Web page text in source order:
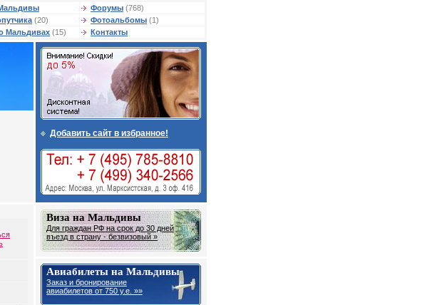
Форумы (768)
(20) Фотоальбомы (1)
Мальдивах (15) Контакты
Добавить сайт в избранное!
Виза на Мальдивы
Для граждан РФ на срок до 30 дней
въезд в страну - безвизовый »
Авиабилеты на Мальдивы
Заказ и бронирование
авиабилетов от 750 у.е. »»